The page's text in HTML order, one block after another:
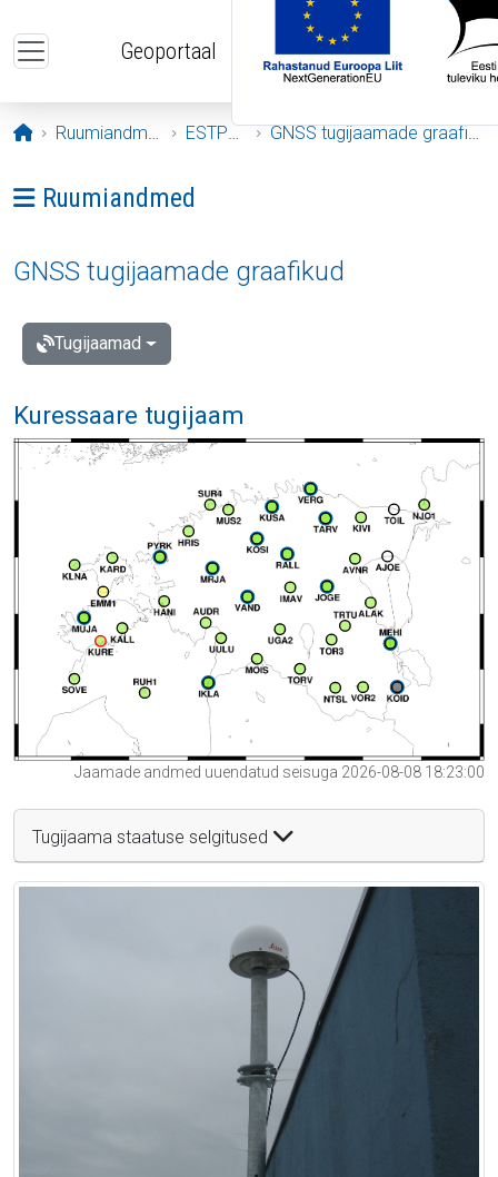
Geoportaal
Avaleht
Ruumiandmed ESTPOS GNSS tugijaamade graafikud
Ava menüü: Ruumiandmed
Ruumiandmed
GNSS tugijaamade graafikud
Tugijaamad
Kuressaare tugijaam
Jaamade andmed uuendatud seisuga 2026-08-08 18:23:00
Tugijaama staatuse selgitused